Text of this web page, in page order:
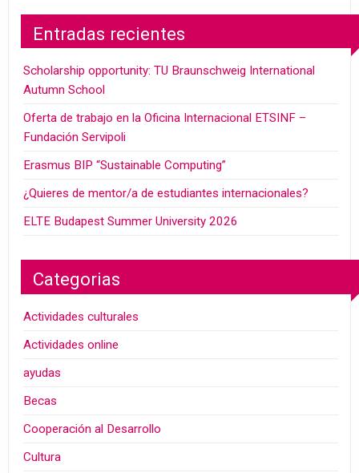
Entradas recientes
Scholarship opportunity: TU Braunschweig International
Autumn School
Oferta de trabajo en la Oficina Internacional ETSINF –
Fundación Servipoli
Erasmus BIP “Sustainable Computing”
¿Quieres de mentor/a de estudiantes internacionales?
ELTE Budapest Summer University 2026
Categorias
Actividades culturales
Actividades online
ayudas
Becas
Cooperación al Desarrollo
Cultura